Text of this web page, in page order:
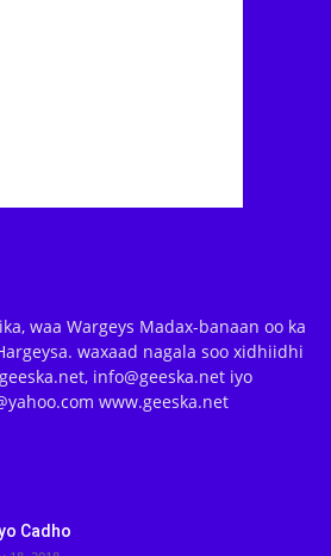
waa Wargeys Madax-banaan oo ka
waxaad nagala soo xidhiidhi
info@geeska.net iyo
www.geeska.net
Cadho